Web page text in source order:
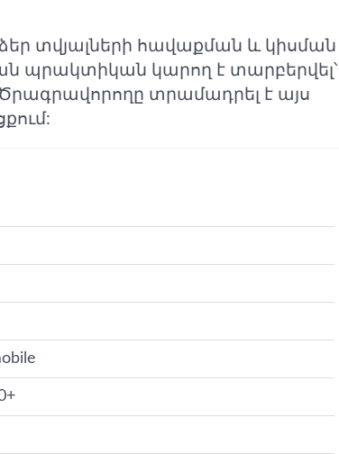
տվյալների հավաքման և կիսման
պրակտիկան կարող է տարբերվել՝
տրամադրել է այս